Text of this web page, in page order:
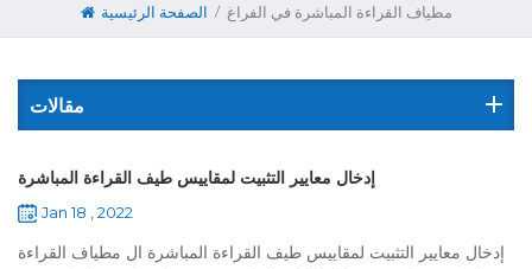
الصفحة الرئيسية / مطياف القراءة المباشرة في الفراغ
مقالات
إدخال معايير التثبيت لمقاييس طيف القراءة المباشرة
Jan 18 , 2022
إدخال معايير التثبيت لمقاييس طيف القراءة المباشرة ال مطياف القراءة